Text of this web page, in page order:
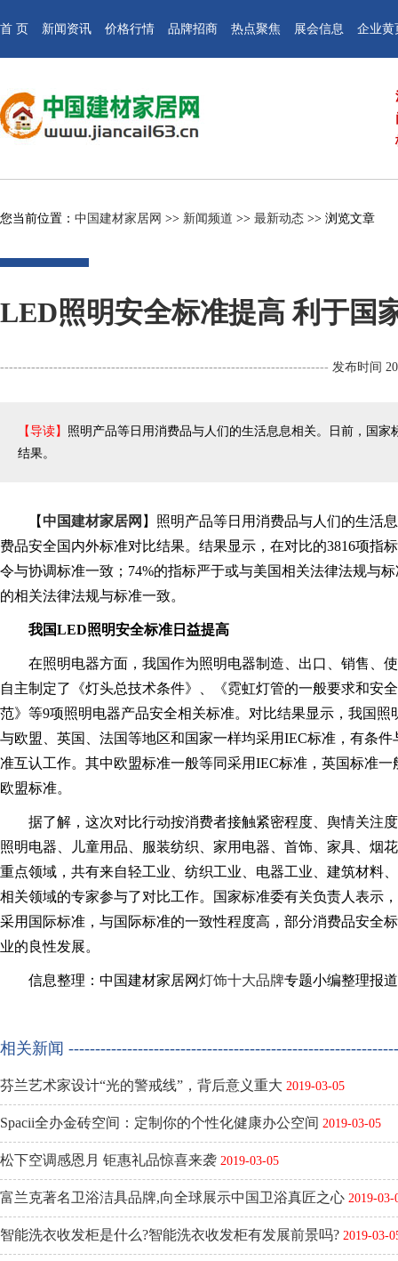
首 页 新闻资讯 价格行情 品牌招商 热点聚焦 展会信息 企业黄
您当前位置： 中国建材家居网 >> 新闻频道 >> 最新动态 >> 浏览文章
LED照明安全标准提高 利于国
-------------------------------------------------------------------------- 发布时间
【导读】 照明产品等日用消费品与人们的生活息息相关。日前，国
结果。
【 中国建材家居网 】照明产品等日用消费品与人们的生活
费品安全国内外标准对比结果。结果显示，在对比的3816项指
令与协调标准一致；74%的指标严于或与美国相关法律法规与
的相关法律法规与标准一致。
我国LED照明安全标准日益提高
在照明电器方面，我国作为照明电器制造、出口、销售、
自主制定了《灯头总技术条件》、《霓虹灯管的一般要求和安
范》等9项照明电器产品安全相关标准。对比结果显示，我国
与欧盟、英国、法国等地区和国家一样均采用IEC标准，有条
准互认工作。其中欧盟标准一般等同采用IEC标准，英国标准
欧盟标准。
据了解，这次对比行动按消费者接触紧密程度、舆情关注
照明电器、儿童用品、服装纺织、家用电器、首饰、家具、烟
重点领域，共有来自轻工业、纺织工业、电器工业、建筑材料
相关领域的专家参与了对比工作。国家标准委有关负责人表示
采用国际标准，与国际标准的一致性程度高，部分消费品安全
业的良性发展。
信息整理：中国建材家居网灯饰十大品牌专题小编整理报道
相关新闻
芬兰艺术家设计“光的警戒线”，背后意义重大 2019-03-05
Spacii全办金砖空间：定制你的个性化健康办公空间 2019-03-05
松下空调感恩月 钜惠礼品惊喜来袭 2019-03-05
富兰克著名卫浴洁具品牌,向全球展示中国卫浴真匠之心 2019-03-
智能洗衣收发柜是什么?智能洗衣收发柜有发展前景吗? 2019-03-